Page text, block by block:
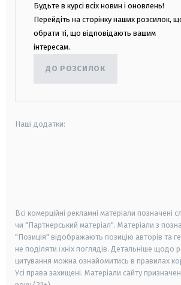
Будьте в курсі всіх новин і оновлень!
Перейдіть на сторінку наших розсилок,
обрати ті, що відповідають вашим
інтересам.
ДО РОЗСИЛОК
Наші додатки:
Всі комерційні рекламні матеріали позначені
чи "Партнерський матеріал". Матеріали з
"Позиція" відображають позицію авторів та
не поділяти їхніх поглядів. Детальніше щодо
цитування можна ознайомитись в правилах
Усі права захищені. Матеріали сайту